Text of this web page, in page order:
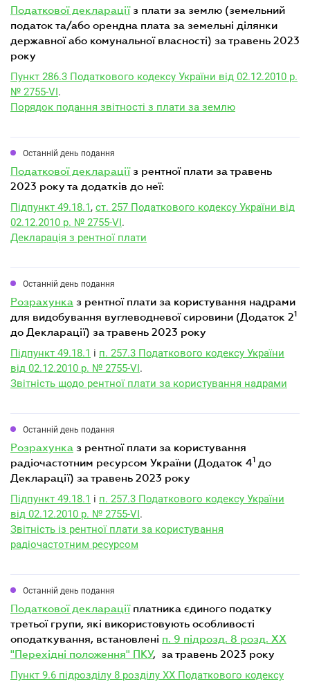
податкової декларації з плати за землю (земельний
податок та/або орендна плата за земельні ділянки
державної або комунальної власності) за травень 2023
року
Пункт 286.3 Податкового кодексу України від 02.12.2010 р.
№ 2755-VI.
Порядок подання звітності з плати за землю
Останній день подання
податкової декларації з рентної плати за травень
2023 року та додатків до неї:
Підпункт 49.18.1, ст. 257 Податкового кодексу України від
02.12.2010 р. № 2755-VI.
Декларація з рентної плати
Останній день подання
розрахунка з рентної плати за користування надрами
для видобування вуглеводневої сировини (Додаток 21
до Декларації) за травень 2023 року
Підпункт 49.18.1 і п. 257.3 Податкового кодексу України
від 02.12.2010 р. № 2755-VI.
Звітність щодо рентної плати за користування надрами
Останній день подання
розрахунка з рентної плати за користування
радіочастотним ресурсом України (Додаток 41 до
Декларації) за травень 2023 року
Підпункт 49.18.1 і п. 257.3 Податкового кодексу України
від 02.12.2010 р. № 2755-VI.
Звітність із рентної плати за користування
радіочастотним ресурсом
Останній день подання
податкової декларації платника єдиного податку
третьої групи, які використовують особливості
оподаткування, встановлені п. 9 підрозд. 8 розд. XX
"Перехідні положення" ПКУ, за травень 2023 року
Пункт 9.6 підрозділу 8 розділу XX Податкового кодексу